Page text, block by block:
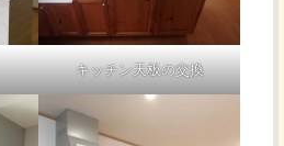
キッチン天板の交換